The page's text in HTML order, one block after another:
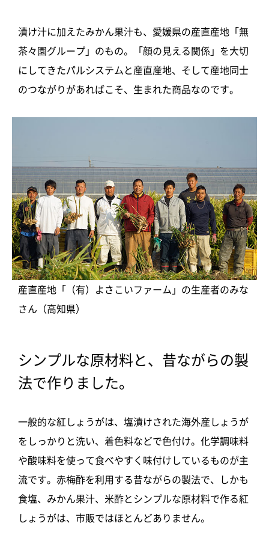
漬け汁に加えたみかん果汁も、愛媛県の産直産地「無
茶々園グループ」のもの。「顔の見える関係」を大切
にしてきたパルシステムと産直産地、そして産地同士
のつながりがあればこそ、生まれた商品なのです。
産直産地「（有）よさこいファーム」の生産者のみな
さん（高知県）
シンプルな原材料と、昔ながらの製
法で作りました。
一般的な紅しょうがは、塩漬けされた海外産しょうが
をしっかりと洗い、着色料などで色付け。化学調味料
や酸味料を使って食べやすく味付けしているものが主
流です。赤梅酢を利用する昔ながらの製法で、しかも
食塩、みかん果汁、米酢とシンプルな原材料で作る紅
しょうがは、市販ではほとんどありません。